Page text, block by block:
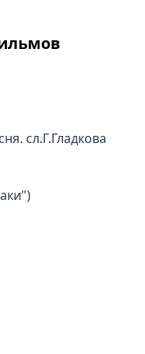
сл.Г.Гладкова